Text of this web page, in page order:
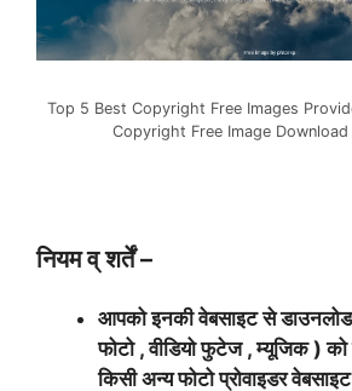
Top 5 Best Copyright Free Images
Copyright Free Image Download
नियम व् शर्तें –
आपको इनकी वेबसाइट से
फोटो , वीडियो फुटेज , म्यूजिक ) को
किसी अन्य फोटो प्रोवाइडर